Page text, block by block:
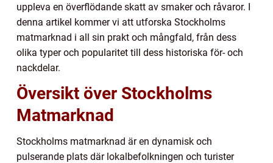
uppleva en överflödande skatt av smaker och råvaror. I
denna artikel kommer vi att utforska Stockholms
matmarknad i all sin prakt och mångfald, från dess
olika typer och popularitet till dess historiska för- och
nackdelar.
Översikt över Stockholms
Matmarknad
Stockholms matmarknad är en dynamisk och
pulserande plats där lokalbefolkningen och turister